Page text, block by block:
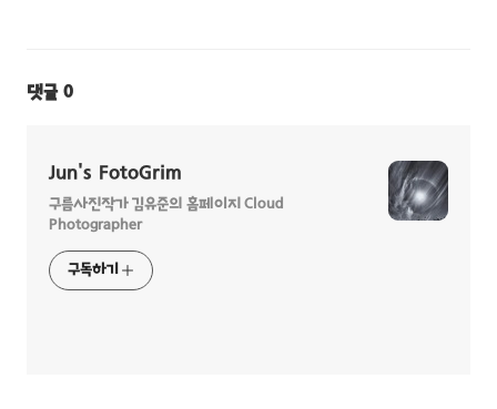
댓글 0
Jun's FotoGrim
구름사진작가 김유준의 홈페이지 Cloud
Photographer
구독하기